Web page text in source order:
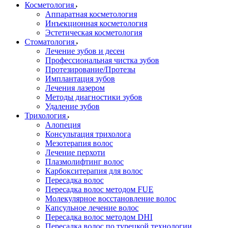
Косметология
Аппаратная косметология
Инъекционная косметология
Эстетическая косметология
Стоматология
Лечение зубов и десен
Профессиональная чистка зубов
Протезирование/Протезы
Имплантация зубов
Лечения лазером
Методы диагностики зубов
Удаление зубов
Трихология
Алопеция
Консультация трихолога
Мезотерапия волос
Лечение перхоти
Плазмолифтинг волос
Карбокситерапия для волос
Пересадка волос
Пересадка волос методом FUE
Молекулярное восстановление волос
Капсульное лечение волос
Пересадка волос методом DHI
Пересадка волос по турецкой технологии